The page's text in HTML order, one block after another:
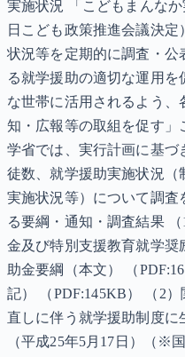
実施状況 「こどもまんな
日こども政策推進会議決
状況等を定期的に調査・公
る就学援助の適切な運用
な世帯に活用されるよう、
知・広報等の取組を促す」
学省では、実行計画に基づ
徒数、就学援助実施状況
実施状況等）について調査
る要綱・通知・調査結果
金及び特別支援教育就学奨
助金要綱（本文） （
記） （PDF:145KB） （2
直しに伴う就学援助制度に
（平成25年5月17日）（※